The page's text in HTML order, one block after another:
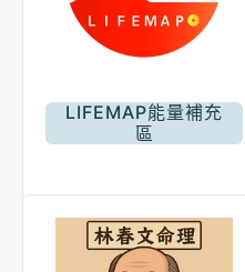
LIFEMAP能量補充
區